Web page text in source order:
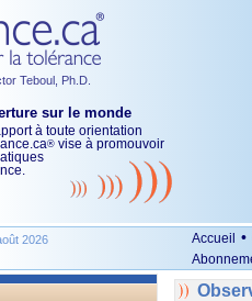
Teboul, Ph.D.
sur le monde
à toute orientation
® vise à promouvoir
2026 Accueil •